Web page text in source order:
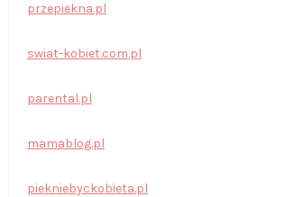
przepiekna.pl
swiat-kobiet.com.pl
parental.pl
mamablog.pl
piekniebyckobieta.pl